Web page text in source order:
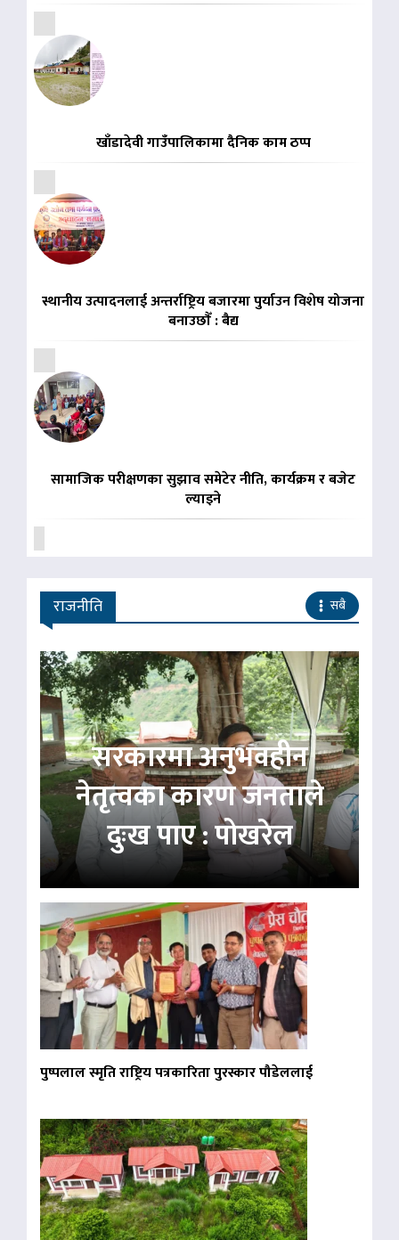
खाँडादेवी गाउँपालिकामा दैनिक काम ठप्प
स्थानीय उत्पादनलाई अन्तर्राष्ट्रिय बजारमा पुर्याउन विशेष योजना
बनाउछाैँ : बैद्य
सामाजिक परीक्षणका सुझाव समेटेर नीति, कार्यक्रम र बजेट
ल्याइने
राजनीति सबै
सरकारमा अनुभवहीन
नेतृत्वका कारण जनताले
दुःख पाए : पोखरेल
पुष्पलाल स्मृति राष्ट्रिय पत्रकारिता पुरस्कार पौडेललाई